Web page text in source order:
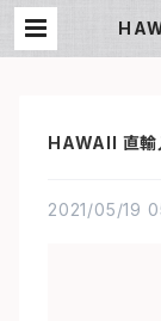
HAWAII 直輸
2021/05/19